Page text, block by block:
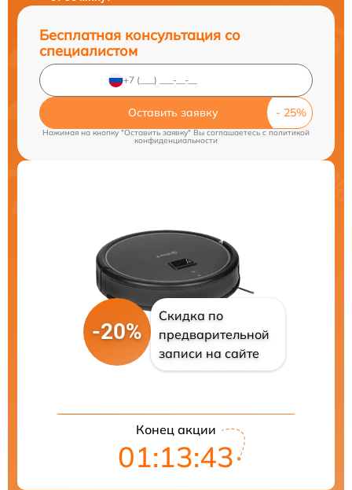
Бесплатная консультация со
специалистом
Оставить заявку
Нажимая на кнопку "Оставить заявку" Вы соглашаетесь cполитикой
конфиденциальности
-20%
Скидка по
предварительной
записи на сайте
Конец акции
01:13:42